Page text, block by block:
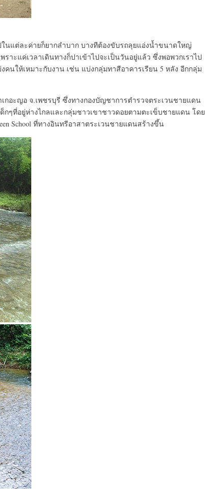
นแต่ละค่ายก็ยากลำบาก บางทีต้องขับรถลุยแอ่งน้ำขนาดใหญ่
ะแค่เวลาเดินทางก็ปาเข้าไปจะเป็นวันอยู่แล้ว ซึ่งพอพวกเราไป
นให้เหมาะกับงาน เช่น แบ่งกลุ่มทาสีอาคารเรียน 5 หลัง อีกกลุ่ม
อะญอ จ.เพชรบุรี ซึ่งทางกองบัญชาการตำรวจตระเวนชายแดน
ด็กๆที่อยู่ห่างไกลและกลุ่มชาวเขาชาวดอยตามตะเข็บชายแดน โดย
School ที่ทางอินทรีอาสาตระเวนชายแดนสร้างขึ้น